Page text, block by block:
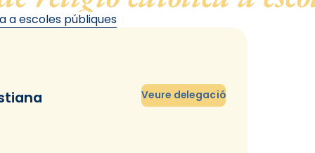
a escoles públiques
Veure delegació